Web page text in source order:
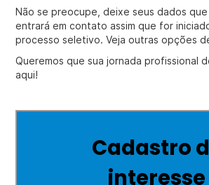
Não se preocupe, deixe seus dados que
entrará em contato assim que for
processo seletivo. Veja outras opções
Queremos que sua jornada profissional
aqui!